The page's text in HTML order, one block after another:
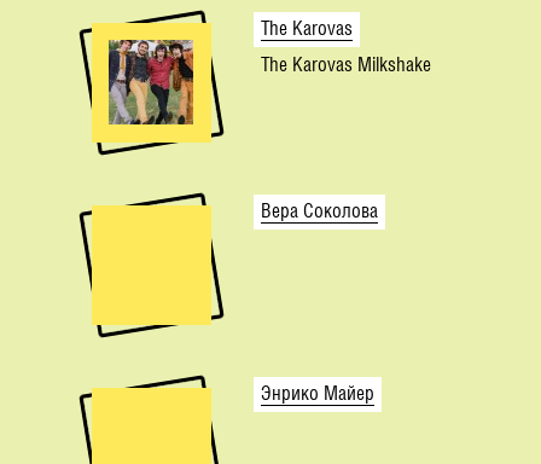
The Karovas
The Karovas Milkshake
Вера Соколова
Энрико Майер